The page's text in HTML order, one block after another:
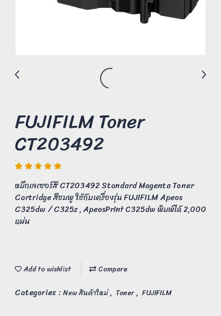
FUJIFILM Toner
CT203492
หมึกเลเซอร์สี CT203492 Standard Magenta Toner
Cartridge สีชมพู ใช้กับเครื่องรุ่น FUJIFILM Apeos
C325dw / C325z , ApeosPrint C325dw พิมพ์ได้ 2,000
แผ่น
Add to wishlist Compare
Categories : New สินค้าใหม่, Toner, FUJIFILM